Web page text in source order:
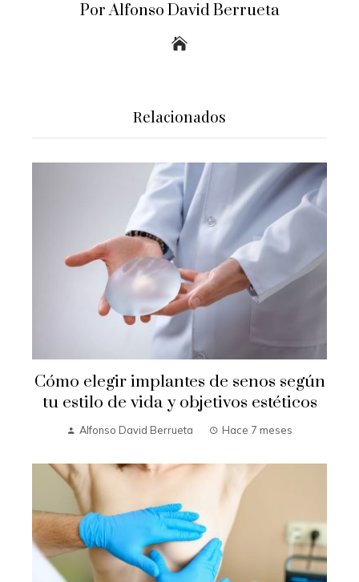
Por Alfonso David Berrueta
Relacionados
Cómo elegir implantes de senos según
tu estilo de vida y objetivos estéticos
Alfonso David Berrueta Hace 7 meses